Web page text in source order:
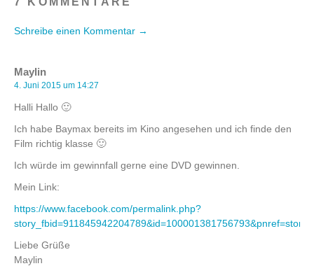
Schreibe einen Kommentar →
Maylin
4. Juni 2015 um 14:27
Halli Hallo 🙂
Ich habe Baymax bereits im Kino angesehen und ich finde den
Film richtig klasse 🙂
Ich würde im gewinnfall gerne eine DVD gewinnen.
Mein Link:
https://www.facebook.com/permalink.php?
story_fbid=911845942204789&id=100001381756793&pnref=story
Liebe Grüße
Maylin